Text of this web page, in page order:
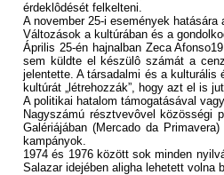
érdeklôdését felkelteni.
A november 25-i események
Változások a kultúrában és a
Április 25-én hajnalban Zeca
sem küldte el készülô számát a
jelentette. A társadalmi és a
kultúrát „létrehozzák”, hogy azt el is
A politikai hatalom támogatásával
Nagyszámú résztvevôvel közösségi
Galériájában (Mercado da
kampányok.
1974 és 1976 között sok minden
Salazar idejében aligha lehetett volna